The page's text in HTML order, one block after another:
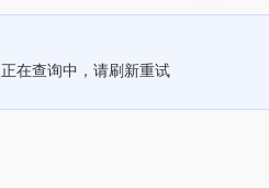
正在查询中，请刷新重试